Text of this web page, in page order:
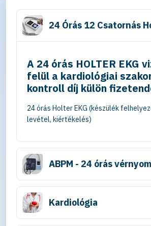
24 Órás 12 Csatornás
A 24 órás HOLTER EKG
felül a kardiológiai
kontroll díj külön
24 órás Holter EKG (készülék
levétel, kiértékelés)
ABPM - 24 órás
Kardiológia